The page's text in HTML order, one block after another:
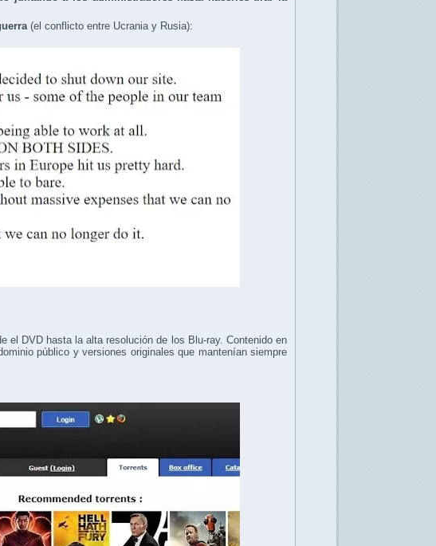
(el conflicto entre Ucrania y Rusia):
el DVD hasta la alta resolución de los Blu-ray. Contenido en
público y versiones originales que mantenían siempre